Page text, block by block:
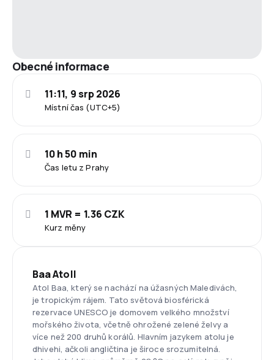
Obecné informace
Místní čas (UTC+5)
11:11, 9 srp 2026
Čas letu z Prahy
10 h 50 min
Kurz měny
1 MVR = 1.36 CZK
Baa Atoll
Atol Baa, který se nachází na úžasných Maledivách,
je tropickým rájem. Tato světová biosférická
rezervace UNESCO je domovem velkého množství
mořského života, včetně ohrožené zelené želvy a
více než 200 druhů korálů. Hlavním jazykem atolu je
dhivehi, ačkoli angličtina je široce srozumitelná.